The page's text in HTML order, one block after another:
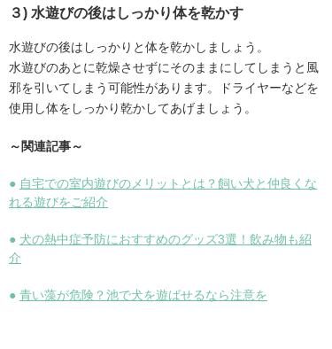
３) 水遊びの後はしっかり体を乾かす
水遊びの後はしっかりと体を乾かしましょう。
水遊びのあとに乾燥させずにそのままにしてしまうと風
邪を引いてしまう可能性があります。ドライヤーなどを
使用し体をしっかり乾かしてあげましょう。
～関連記事～
● 自宅での室内遊びのメリットとは？飼い犬と仲良くな
れる遊びをご紹介
● 犬の熱中症予防におすすめのグッズ3選！飲み物も紹
介
● 青い藻が危険？池で犬を遊ばせるなら注意を